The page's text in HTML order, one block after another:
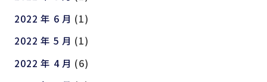
2022 年 6 月 (1)
2022 年 5 月 (1)
2022 年 4 月 (6)